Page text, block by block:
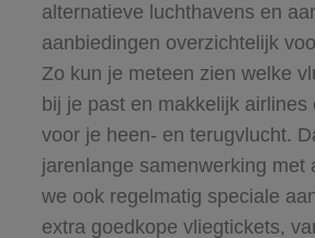
alternatieve luchthavens en
aanbiedingen overzichtelijk
Zo kun je meteen zien welke
bij je past en makkelijk airlines
voor je heen- en terugvlucht.
jarenlange samenwerking met
we ook regelmatig speciale
extra goedkope vliegtickets,